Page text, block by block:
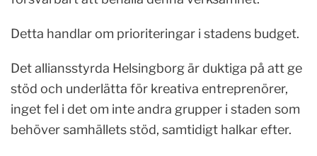
Detta handlar om prioriteringar i stadens budget.
Det alliansstyrda Helsingborg är duktiga på att ge
stöd och underlätta för kreativa entreprenörer,
inget fel i det om inte andra grupper i staden som
behöver samhällets stöd, samtidigt halkar efter.